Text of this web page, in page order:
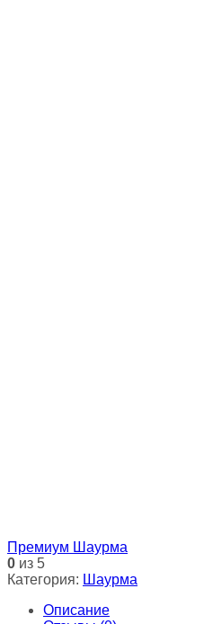
Премиум Шаурма
0 из 5
Категория: Шаурма
Описание